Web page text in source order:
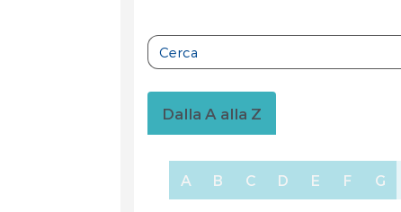
Dalla A alla Z
A B C D E F G